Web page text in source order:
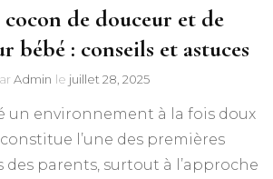
de douceur et de
bébé : conseils et astuces
Admin le juillet 28, 2025
un environnement à la fois doux
l’une des premières
parents, surtout à l’approche